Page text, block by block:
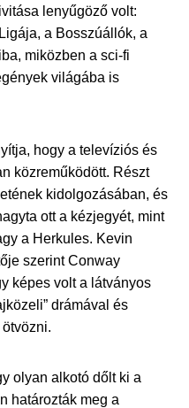
lenyűgöző volt:
a Bosszúállók, a
miközben a sci-fi
világába is
hogy a televíziós és
közreműködött. Részt
kidolgozásában, és
ott a kézjegyét, mint
a Herkules. Kevin
szerint Conway
képes volt a látványos
drámával és
olyan alkotó dőlt ki a
határozták meg a